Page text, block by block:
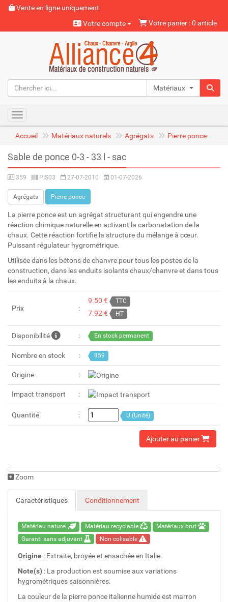
Vente en ligne uniquement
Votre compte
Votre panier : 0 article
Matériaux naturels
Toggle navigation
Accueil Matériaux naturels Agrégats Pierre ponce
Sable de ponce 0-3 - 33 l - sac
359 PIS03 27-07-2010 01-07-2026
Agrégats Pierre ponce
La pierre ponce est un agrégat structurant qui engendre une
réaction chimique naturelle en activant la carbonatation de la
chaux. Cette réaction fortifie la structure du mélange à cœur.
Puissant régulateur hygrométrique.
Utilisée dans les bétons de chanvre pour tous les postes de la
construction, dans les enduits isolants chaux/chanvre et dans tous
les enduits à la chaux.
Prix
9.50 € TTC
7.92 € HT
Disponibilité En stock permanent
Nombre en stock 859
Origine
Impact transport
Quantité U (Unité)
Ajouter au panier
Zoom
Caractéristiques Conditionnement
Matériau naturel Matériau recyclable
Matériaux brut
Garanti sans adjuvant
Non colisable
Origine : Extraite, broyée et ensachée en Italie.
Note(s) : La production est soumise aux variations
hygrométriques saisonnières.
La couleur de la pierre ponce italienne humide est marron